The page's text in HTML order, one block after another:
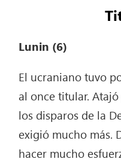
Lunin (6)
El ucraniano tuvo
al once titular.
los disparos de la
exigió mucho más.
hacer mucho